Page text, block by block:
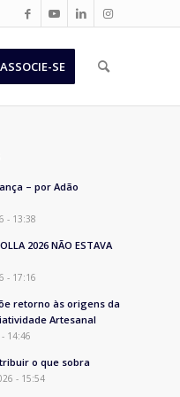
ASSOCIE-SE
– por Adão
- 13:38
2026 NÃO ESTAVA
- 17:16
retorno às origens da
Artesanal
14:46
o que sobra
- 15:54